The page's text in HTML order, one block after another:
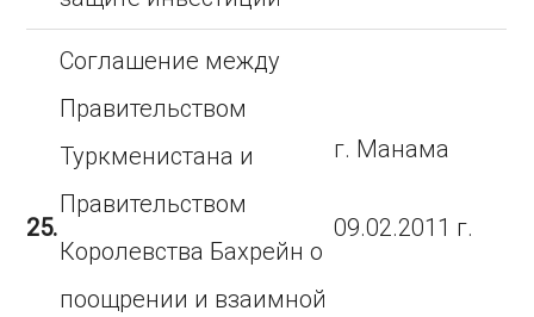
25.
Соглашение между
Правительством
Туркменистана и
Правительством
Королевства Бахрейн о
поощрении и взаимной
г. Манама
09.02.2011 г.